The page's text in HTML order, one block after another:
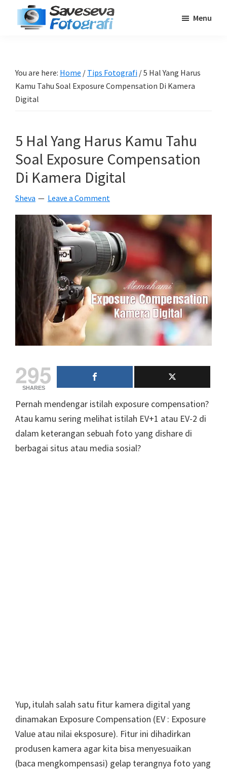
Pemula
-
Tips
-
Berita
-
Traveling
Menu
You are here: Home / Tips Fotografi /5 Hal Yang Harus
Kamu Tahu Soal Exposure Compensation Di Kamera
Digital
5 Hal Yang Harus Kamu Tahu
Soal Exposure Compensation
Di Kamera Digital
Sheva Leave a Comment
295
SHARES
Pernah mendengar istilah exposure compensation?
Atau kamu sering melihat istilah EV+1 atau EV-2 di
dalam keterangan sebuah foto yang dishare di
berbagai situs atau media sosial?
Yup, itulah salah satu fitur kamera digital yang
dinamakan Exposure Compensation (EV : Exposure
Value atau nilai eksposure). Fitur ini dihadirkan
produsen kamera agar kita bisa menyesuaikan
(baca mengkompensasi) gelap terangnya foto yang